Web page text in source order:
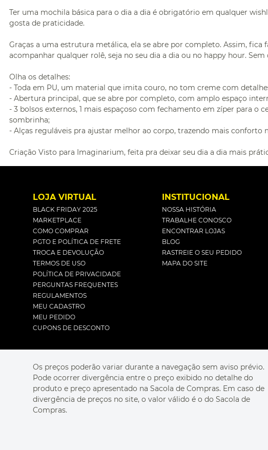
Ter uma mochila básica para o dia a dia é obrigatório em qualquer
gosta de praticidade.
Graças a uma estrutura metálica, ela se abre por completo. Assim,
acompanhar qualquer rolê, seja no seu dia a dia ou no happy hour.
Olha os detalhes:
- Toda em PU, um material que imita couro, no tom creme com
- Abertura principal, que se abre por completo, com amplo espaço
- 3 bolsos externos, 1 mais espaçoso com fechamento em zíper para o
sombrinha;
- Alças reguláveis pra ajustar melhor ao corpo, trazendo mais conforto
Criação Visto para Imaginarium, feita pra deixar seu dia a dia mais
LOJA VIRTUAL
BLACK FRIDAY 2025
MARKETPLACE
COMO COMPRAR
PGTO E POLÍTICA DE FRETE
TROCA E DEVOLUÇÃO
TERMOS DE USO
POLÍTICA DE PRIVACIDADE
PERGUNTAS FREQUENTES
REGULAMENTOS
MEU CADASTRO
MEU PEDIDO
CUPONS DE DESCONTO
INSTITUCIONAL
NOSSA HISTÓRIA
TRABALHE CONOSCO
ENCONTRAR LOJAS
BLOG
RASTREIE O SEU PEDIDO
MAPA DO SITE
Os preços poderão variar durante a navegação sem aviso prévio.
Pode ocorrer divergência entre o preço exibido no detalhe do
produto e preço apresentado na Sacola de Compras. Em caso de
divergência de preços no site, o valor válido é o do Sacola de
Compras.